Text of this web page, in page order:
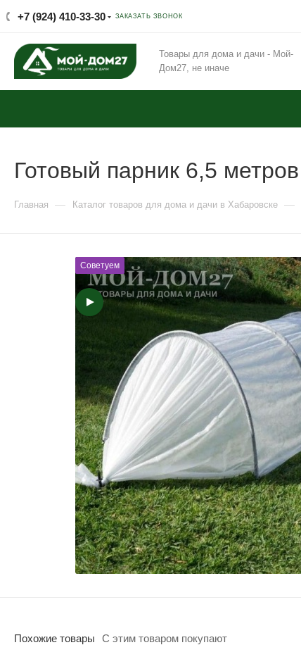
+7 (924) 410-33-30 ЗАКАЗАТЬ ЗВОНОК
Товары для дома и дачи - Мой-
Дом27, не иначе
Готовый парник 6,5 метров
Главная — Каталог товаров для дома и дачи в Хабаровске —
Советуем
Похожие товары С этим товаром покупают